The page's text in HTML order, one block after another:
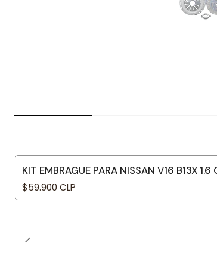
KIT EMBRAGUE PARA NISSAN V16 B13X 1.6
$59.900 CLP